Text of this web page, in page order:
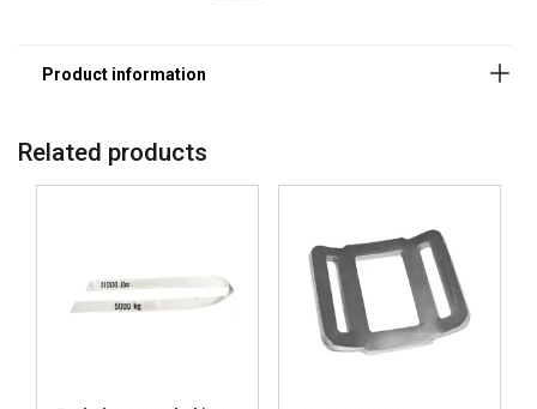
Related products
Ta strona używa plików
cookie
personalizacji treści, reklam i analizy
naszego ruchu. Udostępniamy również
informacje o tym, jak korzystasz z naszej
witryny, naszym partnerom reklamowym
i analitycznym, którzy mogą łączyć je z